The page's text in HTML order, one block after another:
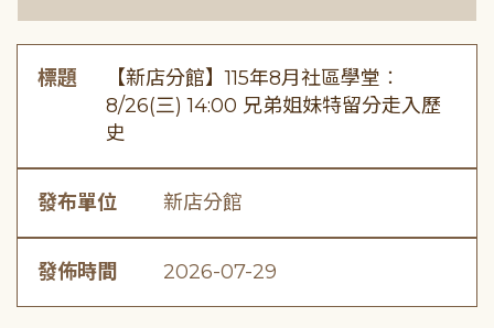
標題
【新店分館】115年8月社區學堂︰
8/26(三) 14:00 兄弟姐妹特留分走入歷
史
發布單位 新店分館
發佈時間 2026-07-29